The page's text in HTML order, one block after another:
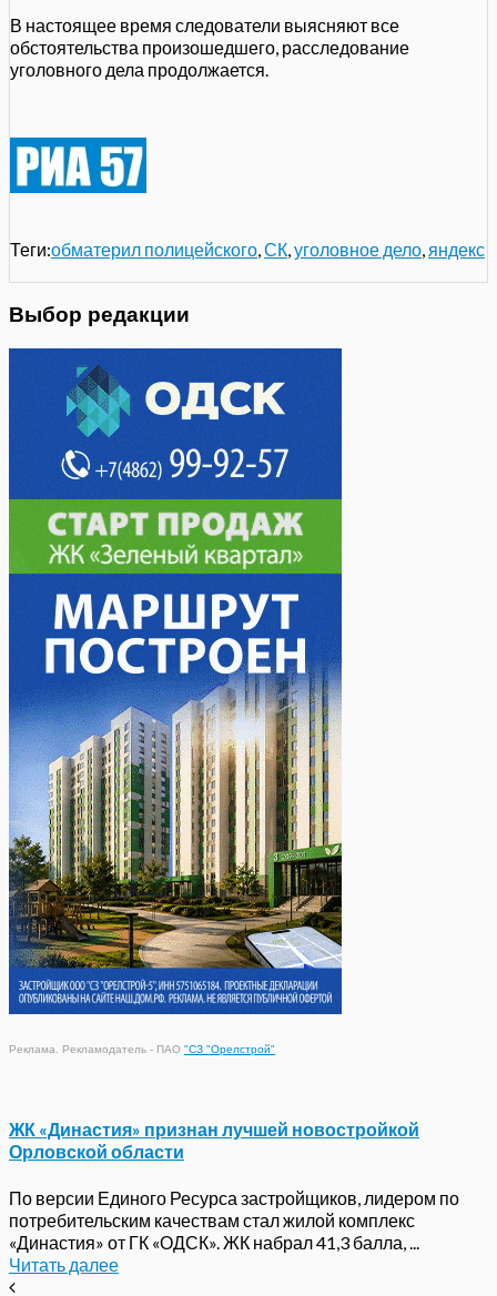
В настоящее время следователи выясняют все
обстоятельства произошедшего, расследование
уголовного дела продолжается.
Теги:обматерил полицейского СК уголовное дело яндекс
Выбор редакции
Реклама. Рекламодатель - ПАО "СЗ "Орелстрой"
ЖК «Династия» признан лучшей новостройкой
Орловской области
По версии Единого Ресурса застройщиков, лидером по
потребительским качествам стал жилой комплекс
«Династия» от ГК «ОДСК». ЖК набрал 41,3 балла, ...
Читать далее